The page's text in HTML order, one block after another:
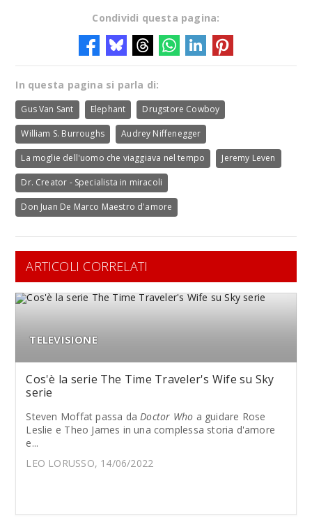
Condividi questa pagina:
In questa pagina si parla di:
Gus Van Sant Elephant Drugstore Cowboy
William S. Burroughs Audrey Niffenegger
La moglie dell'uomo che viaggiava nel tempo Jeremy Leven
Dr. Creator - Specialista in miracoli
Don Juan De Marco Maestro d'amore
ARTICOLI CORRELATI
TELEVISIONE
Cos'è la serie The Time Traveler's Wife su Sky
serie
Steven Moffat passa da Doctor Who a guidare Rose
Leslie e Theo James in una complessa storia d'amore
e...
LEO LORUSSO, 14/06/2022